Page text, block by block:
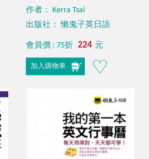
作者： Kerra Tsai
出版社： 懶鬼子英日語
會員價 : 75折 224 元
加入購物車